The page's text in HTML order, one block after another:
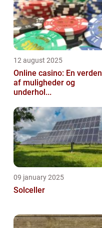
12 august 2025
Online casino: En verden
af muligheder og
underhol...
09 january 2025
Solceller